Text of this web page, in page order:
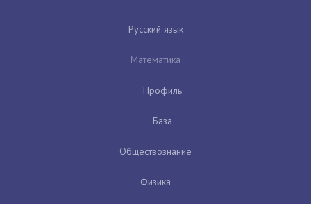
Русский язык
Математика
Профиль
База
Обществознание
Физика